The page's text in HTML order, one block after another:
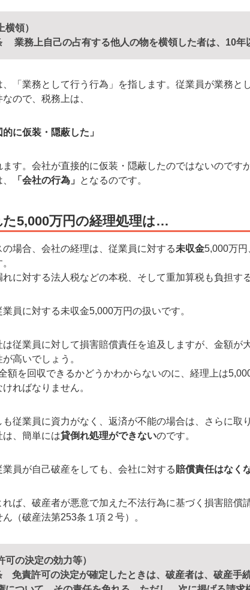
横領）
業務上自己の占有する他人の物を横領した者は、10年
「業務として行う行為」を指します。従業員が業務と
ので、税務上は、
的に仮装・隠蔽した」
す。会社が直接的に仮装・隠蔽したのではないのです
「会社の行為」 となるのです。
5,000万円の経理処理は…
場合、会社の経理は、従業員に対する未収金5,000万円
に対する法人税などの本税、そして重加算税も負担す
員に対する未収金5,000万円の扱いです。
従業員に対して損害賠償責任を追及しますが、金額が
高いでしょう。
額を回収できるかどうかわからないのに、経理上は
ればなりません。
従業員に資力がなく、返済が不能の場合は、さらに取
、簡単には貸倒れ処理ができないのです。
員が自己破産をしても、会社に対する賠償責任はなく
ば、破産者が悪意で加えた不法行為に基づく損害賠償
（破産法第253条１項２号）。
可の決定の効力等）
免責許可の決定が確定したときは、破産者は、破産手続